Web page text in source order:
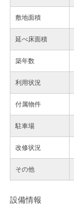
敷地面積
延べ床面積
築年数
利用状況
付属物件
駐車場
改修状況
その他
設備情報